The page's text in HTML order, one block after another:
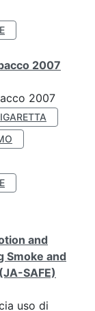
2007
2007
and
Smoke and
SAFE)
uso di